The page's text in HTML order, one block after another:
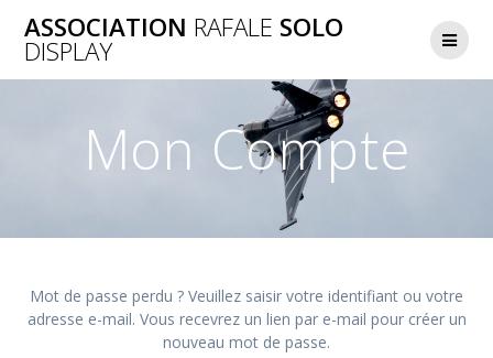
to
ASSOCIATION RAFALE SOLO
DISPLAY
Mon Compte
Mot de passe perdu ? Veuillez saisir votre identifiant ou votre
adresse e-mail. Vous recevrez un lien par e-mail pour créer un
nouveau mot de passe.